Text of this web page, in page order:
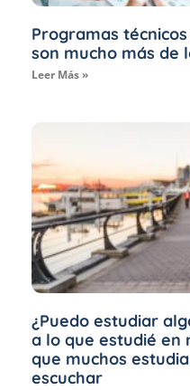
Programas
son mucho más de
Leer Más »
¿Puedo estudiar
a lo que estudié en
que muchos
escuchar